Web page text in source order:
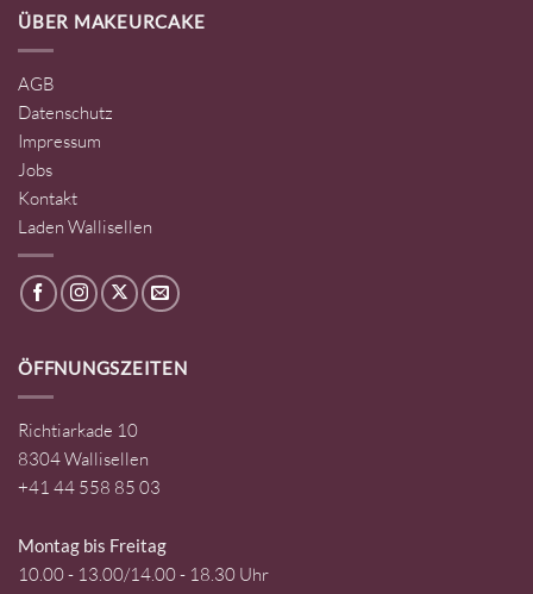
ÜBER MAKEURCAKE
AGB
Datenschutz
Impressum
Jobs
Kontakt
Laden Wallisellen
ÖFFNUNGSZEITEN
Richtiarkade 10
8304 Wallisellen
+41 44 558 85 03
Montag bis Freitag
10.00 - 13.00/14.00 - 18.30 Uhr